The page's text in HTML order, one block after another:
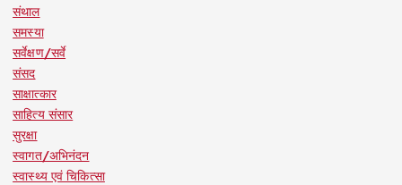
संथाल
समस्या
सर्वेक्षण/सर्वे
संसद
साक्षात्कार
साहित्य संसार
सुरक्षा
स्वागत/अभिनंदन
स्वास्थ्य एवं चिकित्सा